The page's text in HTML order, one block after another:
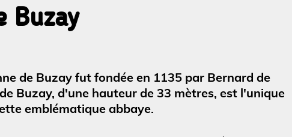
Buzay
de Buzay fut fondée en 1135 par Bernard de
Buzay, d'une hauteur de 33 mètres, est l'unique
emblématique abbaye.